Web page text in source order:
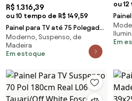
R$ 1.316,39
ou 10 tempo de R$ 149,59
Painel para TV até 75 Polegadas
Ripado Marisa Nature Fosco
180x250 cm L04 - D'Rossi
Moderno, Suspenso, de
Madeira
Em estoque
ou
White
Em